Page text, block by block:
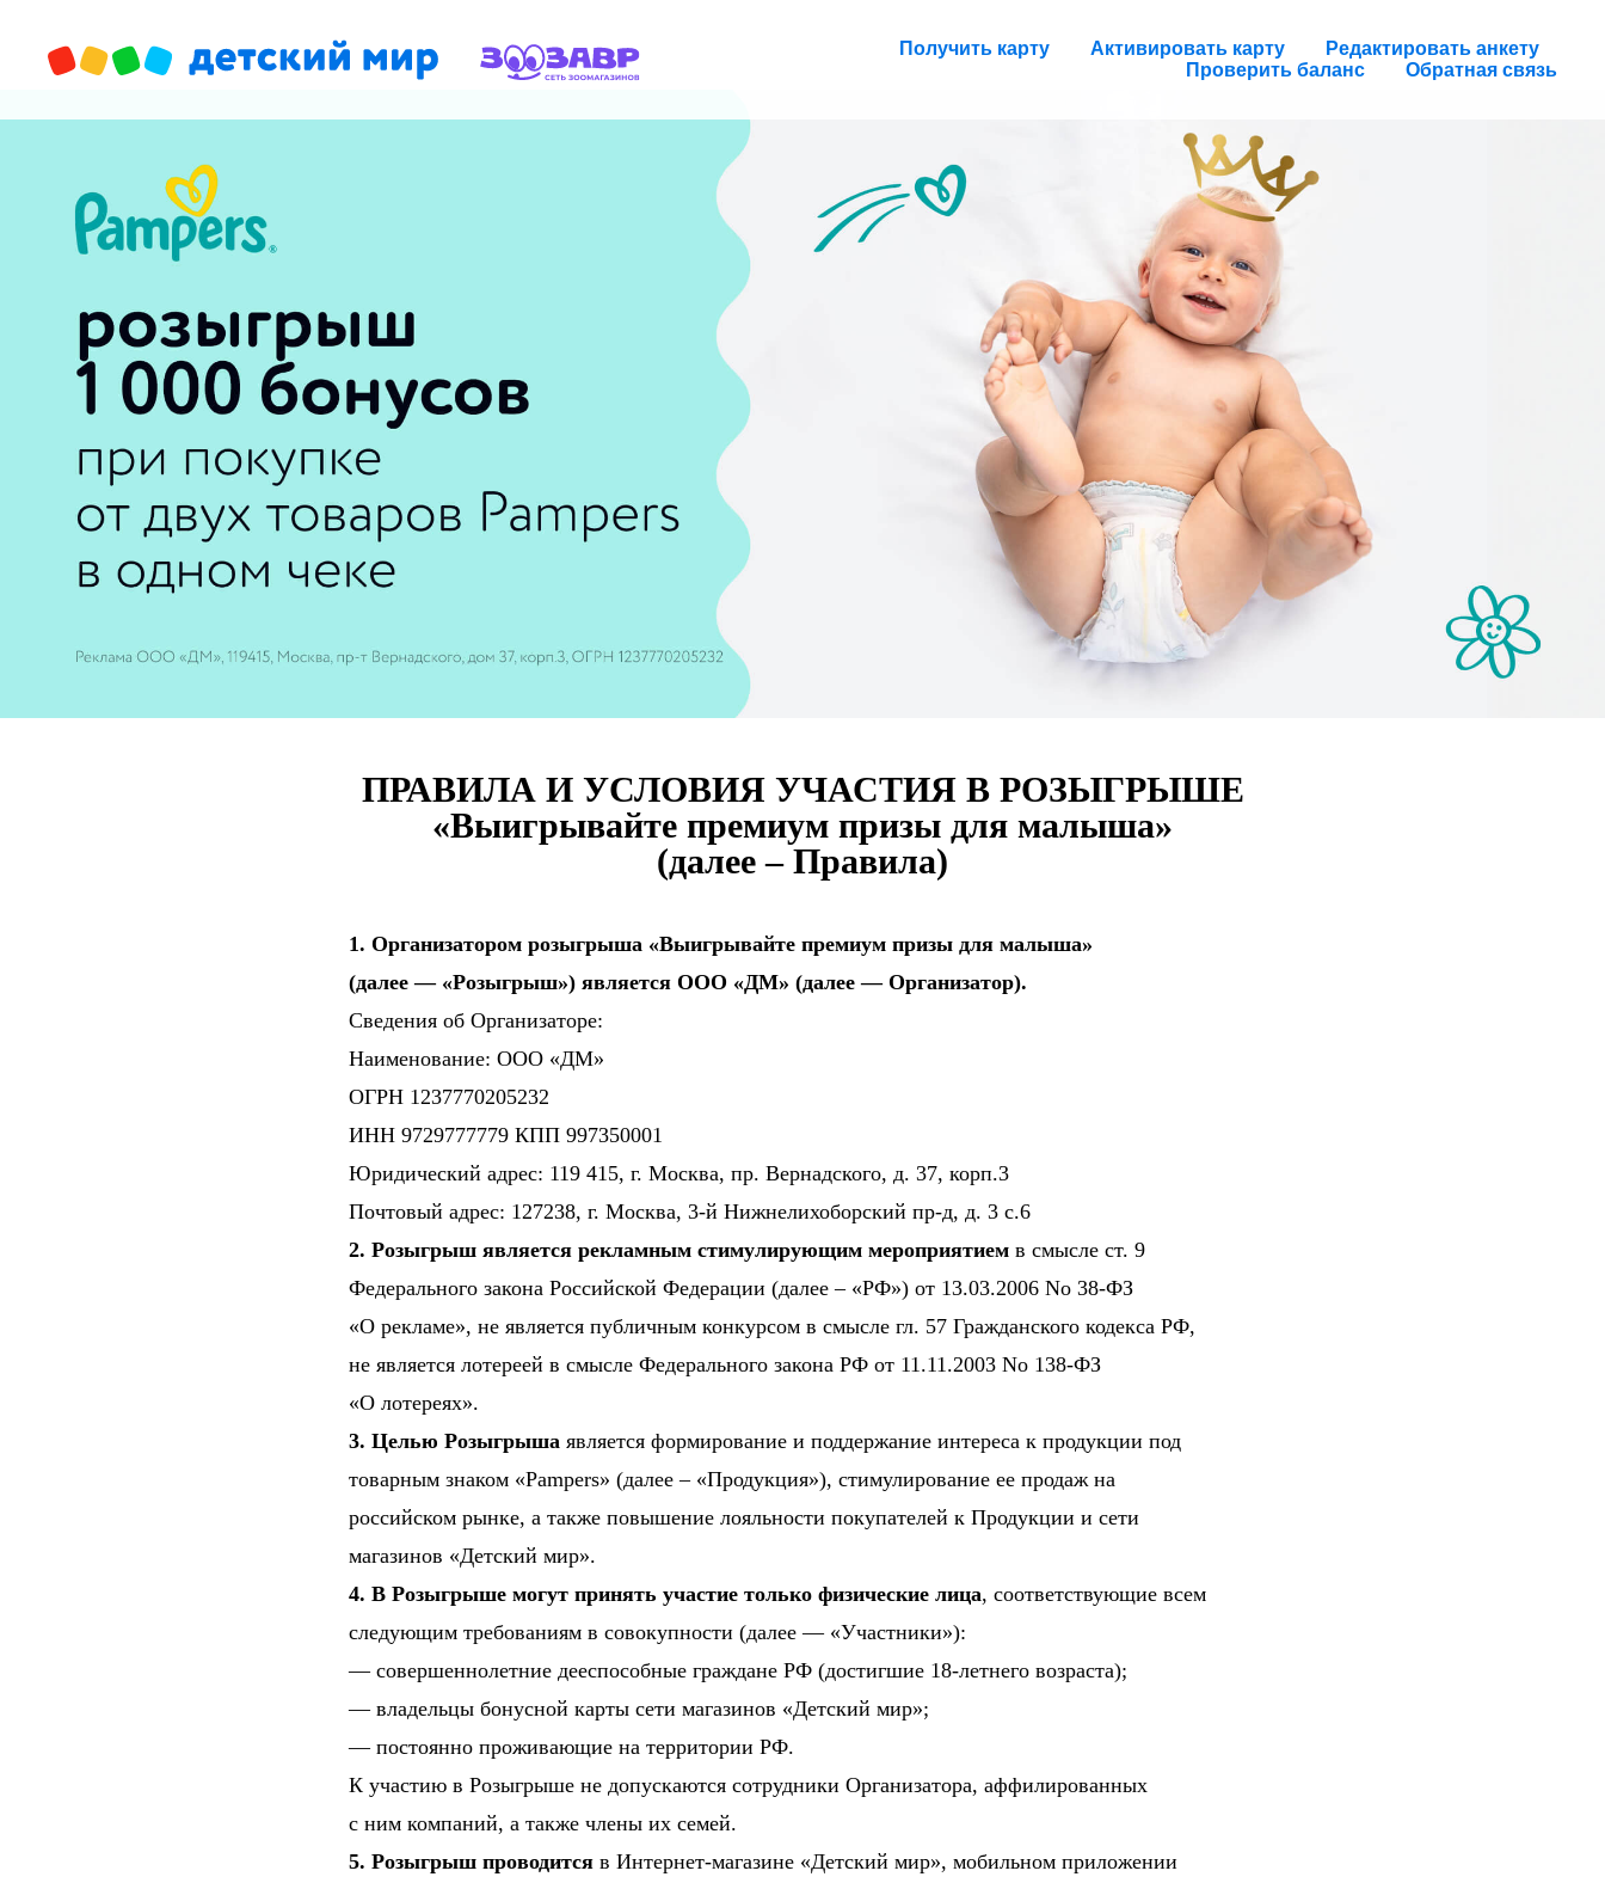
Получить карту Активировать карту
Редактировать анкету
Проверить баланс
Обратная связь
ПРАВИЛА И УСЛОВИЯ УЧАСТИЯ В РОЗЫГРЫШЕ
«Выигрывайте премиум призы для малыша»
(далее – Правила)
1. Организатором розыгрыша «Выигрывайте премиум призы для малыша»
(далее — «Розыгрыш») является ООО «ДМ» (далее — Организатор).
Сведения об Организаторе:
Наименование: ООО «ДМ»
ОГРН 1237770205232
ИНН 9729777779 КПП 997350001
Юридический адрес: 119 415, г. Москва, пр. Вернадского, д. 37, корп.3
Почтовый адрес: 127238, г. Москва, 3-й Нижнелихоборский пр-д, д. 3 с.6
2. Розыгрыш является рекламным стимулирующим мероприятием в смысле ст. 9
Федерального закона Российской Федерации (далее – «РФ») от 13.03.2006 No 38-ФЗ
«О рекламе», не является публичным конкурсом в смысле гл. 57 Гражданского кодекса РФ,
не является лотереей в смысле Федерального закона РФ от 11.11.2003 No 138-ФЗ
«О лотереях».
3. Целью Розыгрыша является формирование и поддержание интереса к продукции под
товарным знаком «Pampers» (далее – «Продукция»), стимулирование ее продаж на
российском рынке, а также повышение лояльности покупателей к Продукции и сети
магазинов «Детский мир».
4. В Розыгрыше могут принять участие только физические лица, соответствующие всем
следующим требованиям в совокупности (далее — «Участники»):
— совершеннолетние дееспособные граждане РФ (достигшие 18-летнего возраста);
— владельцы бонусной карты сети магазинов «Детский мир»;
— постоянно проживающие на территории РФ.
К участию в Розыгрыше не допускаются сотрудники Организатора, аффилированных
с ним компаний, а также члены их семей.
5. Розыгрыш проводится в Интернет-магазине «Детский мир», мобильном приложении